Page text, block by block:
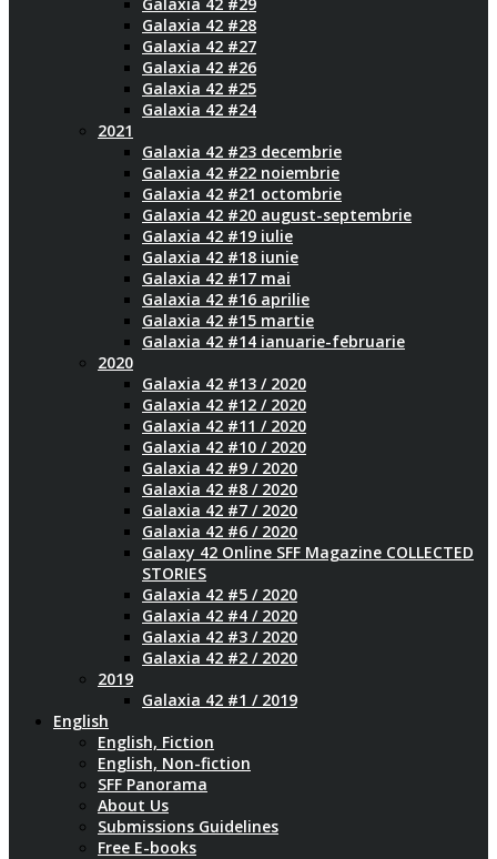
Galaxia 42 #28
Galaxia 42 #27
Galaxia 42 #26
Galaxia 42 #25
Galaxia 42 #24
2021
Galaxia 42 #23 decembrie
Galaxia 42 #22 noiembrie
Galaxia 42 #21 octombrie
Galaxia 42 #20 august-septembrie
Galaxia 42 #19 iulie
Galaxia 42 #18 iunie
Galaxia 42 #17 mai
Galaxia 42 #16 aprilie
Galaxia 42 #15 martie
Galaxia 42 #14 ianuarie-februarie
2020
Galaxia 42 #13 / 2020
Galaxia 42 #12 / 2020
Galaxia 42 #11 / 2020
Galaxia 42 #10 / 2020
Galaxia 42 #9 / 2020
Galaxia 42 #8 / 2020
Galaxia 42 #7 / 2020
Galaxia 42 #6 / 2020
Galaxy 42 Online SFF Magazine COLLECTED
STORIES
Galaxia 42 #5 / 2020
Galaxia 42 #4 / 2020
Galaxia 42 #3 / 2020
Galaxia 42 #2 / 2020
2019
Galaxia 42 #1 / 2019
English
English, Fiction
English, Non-fiction
SFF Panorama
About Us
Submissions Guidelines
Free E-books